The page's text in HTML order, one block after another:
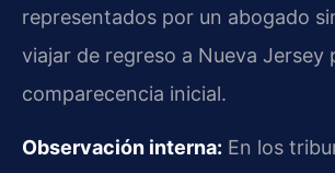
representados por un abogado
viajar de regreso a Nueva Jersey
comparecencia inicial.
Observación interna: En los